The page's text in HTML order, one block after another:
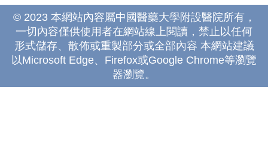
© 2023 本網站內容屬中國醫藥大學附設醫院所有，
一切內容僅供使用者在網站線上閱讀，禁止以任何
形式儲存、散佈或重製部分或全部內容 本網站建議
以Microsoft Edge、Firefox或Google Chrome等瀏覽
器瀏覽。